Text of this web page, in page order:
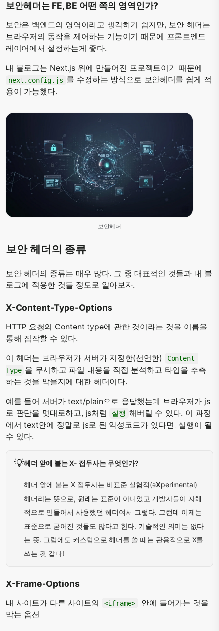
보안헤더는 FE, BE 어떤 쪽의 영역인가?
보안은 백엔드의 영역이라고 생각하기 쉽지만, 보안 헤더는
브라우저의 동작을 제어하는 기능이기 때문에 프론트엔드
레이어에서 설정하는게 좋다.
내 블로그는 Next.js 위에 만들어진 프로젝트이기 때문에
next.config.js 를 수정하는 방식으로 보안헤더를 쉽게 적
용이 가능했다.
보안헤더
보안 헤더의 종류
보안 헤더의 종류는 매우 많다. 그 중 대표적인 것들과 내 블
로그에 적용한 것들 정도로 알아보자.
X-Content-Type-Options
HTTP 요청의 Content type에 관한 것이라는 것을 이름을
통해 짐작할 수 있다.
이 헤더는 브라우저가 서버가 지정한(선언한)
Content-
Type 을 무시하고 파일 내용을 직접 분석하고 타입을 추측
하는 것을 막을지에 대한 헤더이다.
예를 들어 서버가 text/plain으로 응답했는데 브라우저가 js
로 판단을 멋대로하고, js처럼
실행 해버릴 수 있다. 이 과정
에서 text안에 정말로 js로 된 악성코드가 있다면, 실행이 될
수 있다.
💡헤더 앞에 붙는 X- 접두사는 무엇인가?
헤더 앞에 붙는 X 접두사는 비표준 실험적(eXperimental)
헤더라는 뜻으로, 원래는 표준이 아니었고 개발자들이 자체
적으로 만들어서 사용했던 헤더여서 그렇다. 그런데 이제는
표준으로 굳어진 것들도 많다고 한다. 기술적인 의미는 없다
는 뜻. 그럼에도 커스텀으로 헤더를 쓸 때는 관용적으로 X를
쓰는 것 같다!
X-Frame-Options
내 사이트가 다른 사이트의 <iframe>
안에 들어가는 것을
막는 옵션